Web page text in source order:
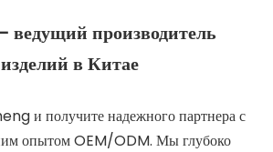
производитель
в Китае
и получите надежного партнера с
опытом OEM/ODM. Мы глубоко